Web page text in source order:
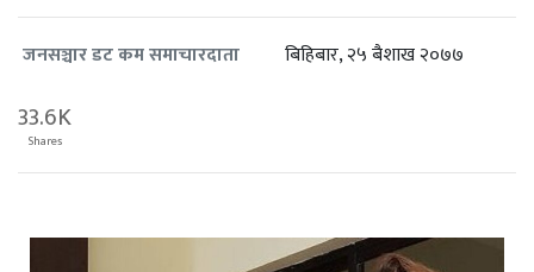
जनसञ्चार डट कम समाचारदाता बिहिबार, २५ बैशाख २०७७
33.6K
Shares